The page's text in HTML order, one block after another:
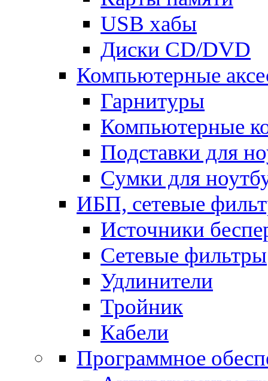
USB хабы
Диски CD/DVD
Компьютерные
Гарнитуры
Компьютерные
Подставки для
Сумки для
ИБП, сетевые
Источники
Сетевые фильтры
Удлинители
Тройник
Кабели
Программное